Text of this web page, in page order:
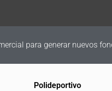
para generar nuevos
Polideportivo